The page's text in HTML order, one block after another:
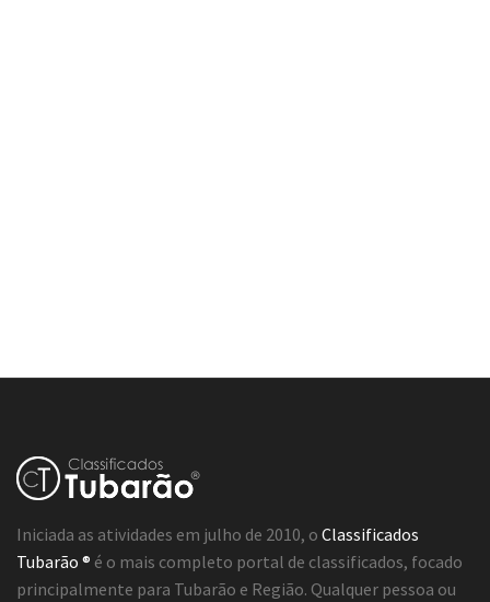
Iniciada as atividades em julho de 2010, o Classificados
Tubarão ® é o mais completo portal de classificados, focado
principalmente para Tubarão e Região. Qualquer pessoa ou